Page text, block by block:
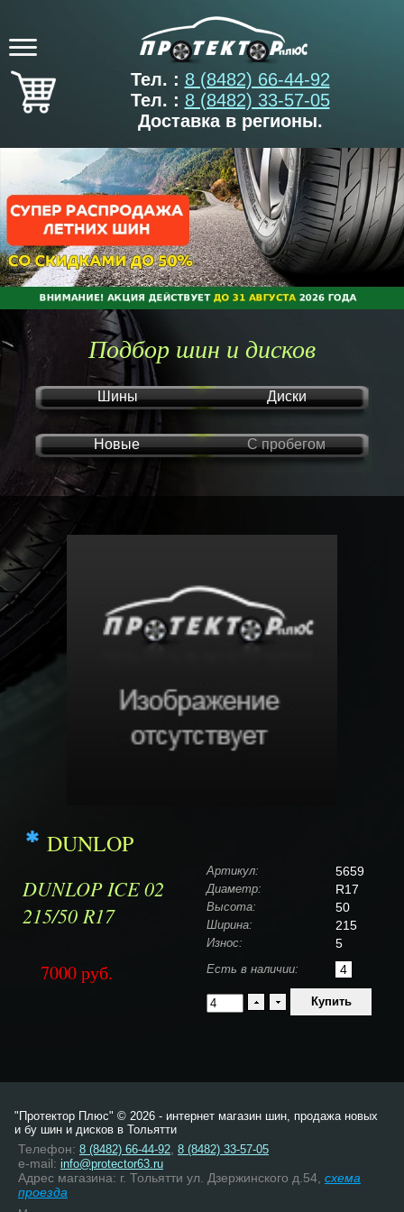
Тел. : 8 (8482) 66-44-92
Тел. : 8 (8482) 33-57-05
Доставка в регионы.
Подбор шин и дисков
Шины Диски
Новые С пробегом
DUNLOP
DUNLOP ICE 02
215/50 R17
7000руб.
Артикул: 5659
Диаметр: R17
Высота: 50
Ширина: 215
Износ: 5
Есть в наличии: 4
"Протектор Плюс" © 2026 - интернет магазин шин, продажа новых
и бу шин и дисков в Тольятти
Телефон: 8 (8482) 66-44-92 8 (8482) 33-57-05
e-mail: info@protector63.ru
Адрес магазина: г. Тольятти ул. Дзержинского д.54, схема
проезда